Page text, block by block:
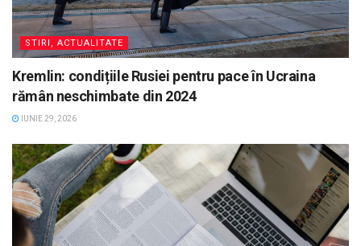
STIRI, ACTUALITATE
Kremlin: condițiile Rusiei pentru pace în Ucraina
rămân neschimbate din 2024
IUNIE 29, 2026